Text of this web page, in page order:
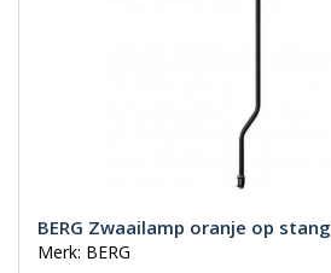
BERG Zwaailamp oranje op stang
Merk: BERG